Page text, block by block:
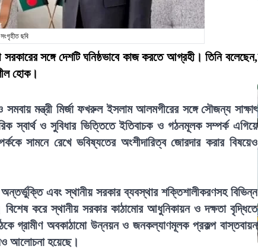
সংগৃহীত ছবি
সরকারের সঙ্গে দেশটি ঘনিষ্ঠভাবে কাজ করতে আগ্রহী। তিনি বলেছেন,
হোক।
মন্ত্রী মির্জা ফখরুল ইসলাম আলমগীরের সঙ্গে সৌজন্য সাক্ষাৎ
স্বার্থ ও সুবিধার ভিত্তিতে ইতিবাচক ও গঠনমূলক সম্পর্ক এগিয়ে
সামনে রেখে ভবিষ্যতের অংশীদারিত্ব জোরদার করার বিষয়েও
এবং স্থানীয় সরকার ব্যবস্থার শক্তিশালীকরণসহ বিভিন্ন
করে স্থানীয় সরকার কাঠামোর আধুনিকায়ন ও দক্ষতা বৃদ্ধিতে
গ্রামীণ অবকাঠামো উন্নয়ন ও জনকল্যাণমূলক প্রকল্প বাস্তবায়ন
আলোচনা হয়েছে।